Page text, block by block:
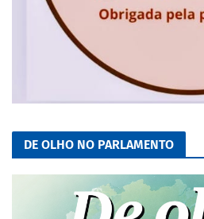
DE OLHO NO PARLAMENTO